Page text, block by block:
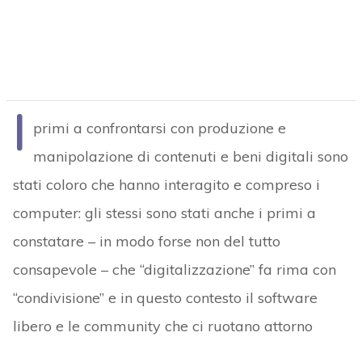
I
primi a confrontarsi con produzione e
manipolazione di contenuti e beni digitali sono
stati coloro che hanno interagito e compreso i
computer: gli stessi sono stati anche i primi a
constatare – in modo forse non del tutto
consapevole – che “digitalizzazione” fa rima con
“condivisione” e in questo contesto il software
libero e le community che ci ruotano attorno